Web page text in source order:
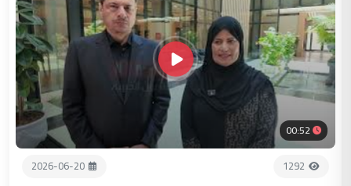
00:52
1292
2026-06-20